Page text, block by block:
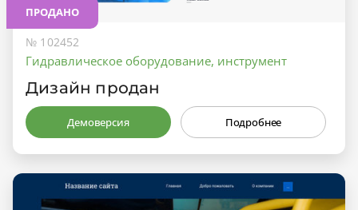
ПРОДАНО
№ 102452
Гидравлическое оборудование, инструмент
Дизайн продан
Демоверсия Подробнее